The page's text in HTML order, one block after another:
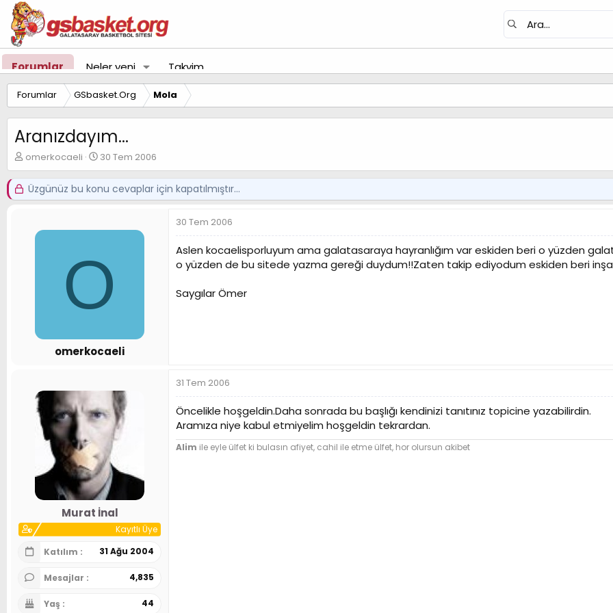
Forumlar Neler yeni Takvim
Forumlar GSbasket.Org Mola
Aranızdayım...
K
o
n
u
omerkocaeli
B
a
ş
g
t
a
i
30 Tem 2006
Üzgünüz bu konu cevaplar için kapatılmıştır...
O
omerkocaeli
30 Tem 2006
Aslen kocaelisporluyum ama galatasaraya hayranlığım var eskiden beri o yüzden
o yüzden de bu sitede yazma gereği duydum!!Zaten takip ediyodum eskiden beri
Saygılar Ömer
Murat İnal
Kayıtlı Üye
Katılım
31 Ağu 2004
Mesajlar 4,835
Yaş 44
31 Tem 2006
Öncelikle hoşgeldin.Daha sonrada bu başlığı kendinizi tanıtınız topicine yazabilirdin.
Aramıza niye kabul etmiyelim hoşgeldin tekrardan.
Alim ile eyle ülfet ki bulasın afiyet, cahil ile etme ülfet, hor olursun akibet